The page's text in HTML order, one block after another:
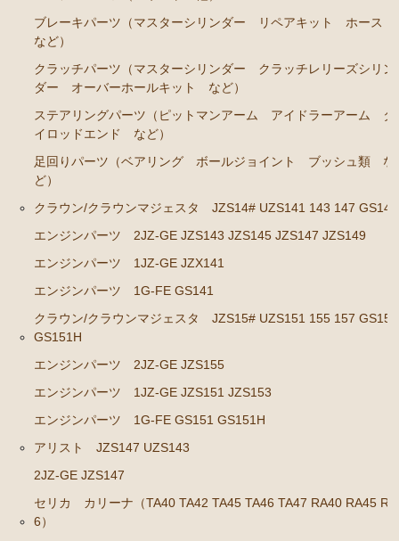
GS141
エンジンパーツ 2JZ-GE JZS143 JZS145 JZS147 JZ
S149
エンジンパーツ 1JZ-GE JZX141
エンジンパーツ 1G-FE GS141
クラウン/クラウンマジェスタ JZS15# UZS151 155 157
GS151 GS151H
エンジンパーツ 2JZ-GE JZS155
エンジンパーツ 1JZ-GE JZS151 JZS153
アリスト JZS147 UZS143
2JZ-GE JZS147
RA45 RA46）
ツ ラックエンド タイロッドエンド など）
駆動パーツ（センターサポートベアリング ドライブ
シャフトブーツ など）
ブレーキパーツ（マスターシリンダー リペアキット ホース
など）
クラッチパーツ（マスターシリンダー クラッチレリーズシリン
ダー オーバーホールキット など）
ステアリングパーツ（ピットマンアーム アイドラーアーム タ
イロッドエンド など）
足回りパーツ（ベアリング ボールジョイント ブッシュ類 な
ど）
クラウン/クラウンマジェスタ JZS14# UZS141 143 147 GS141
エンジンパーツ 2JZ-GE JZS143 JZS145 JZS147 JZS149
エンジンパーツ 1JZ-GE JZX141
エンジンパーツ 1G-FE GS141
クラウン/クラウンマジェスタ JZS15# UZS151 155 157 GS151
GS151H
エンジンパーツ 2JZ-GE JZS155
エンジンパーツ 1JZ-GE JZS151 JZS153
エンジンパーツ 1G-FE GS151 GS151H
アリスト JZS147 UZS143
2JZ-GE JZS147
セリカ カリーナ（TA40 TA42 TA45 TA46 TA47 RA40 RA45
6）